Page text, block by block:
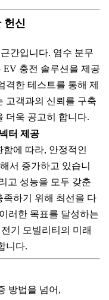
헌신
간입니다. 염수 분무
충전 솔루션을 제공
격한 테스트를 통해 제
고객과의 신뢰를 구축
더욱 공고히 합니다.
터 제공
에 따라, 안정적인
서 증가하고 있습니
고 성능을 모두 갖춘
하기 위해 최선을 다
러한 목표를 달성하는
기 모빌리티의 미래
니다.
방법을 넘어,